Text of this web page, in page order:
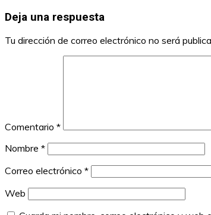
Deja una respuesta
Tu dirección de correo electrónico no será
Comentario *
Nombre *
Correo electrónico *
Web